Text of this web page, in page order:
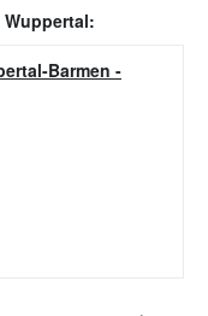
Wuppertal:
Barmen -